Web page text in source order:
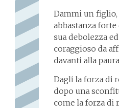
Dammi un figlio,
abbastanza
sua debolezza
coraggioso da
davanti alla
Dagli la forza di
dopo una
come la forza di